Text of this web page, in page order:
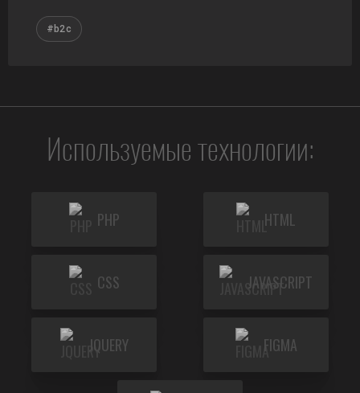
#b2c
Используемые технологии:
PHP HTML
CSS JAVASCRIPT
JQUERY FIGMA